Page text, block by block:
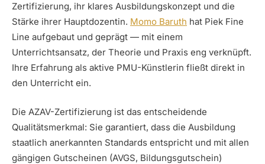
Zertifizierung, ihr klares Ausbildungskonzept und die
Stärke ihrer Hauptdozentin. Momo Baruth hat Piek Fine
Line aufgebaut und geprägt — mit einem
Unterrichtsansatz, der Theorie und Praxis eng verknüpft.
Ihre Erfahrung als aktive PMU-Künstlerin fließt direkt in
den Unterricht ein.
Die AZAV-Zertifizierung ist das entscheidende
Qualitätsmerkmal: Sie garantiert, dass die Ausbildung
staatlich anerkannten Standards entspricht und mit allen
gängigen Gutscheinen (AVGS, Bildungsgutschein)